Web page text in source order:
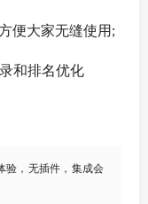
便大家无缝使用;
和排名优化
验，无插件，集成会